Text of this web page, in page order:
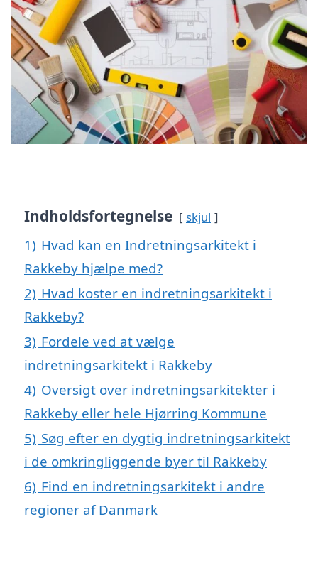
Indholdsfortegnelse skjul
1) Hvad kan en Indretningsarkitekt i
Rakkeby hjælpe med?
2) Hvad koster en indretningsarkitekt i
Rakkeby?
3) Fordele ved at vælge
indretningsarkitekt i Rakkeby
4) Oversigt over indretningsarkitekter i
Rakkeby eller hele Hjørring Kommune
5) Søg efter en dygtig indretningsarkitekt
i de omkringliggende byer til Rakkeby
6) Find en indretningsarkitekt i andre
regioner af Danmark